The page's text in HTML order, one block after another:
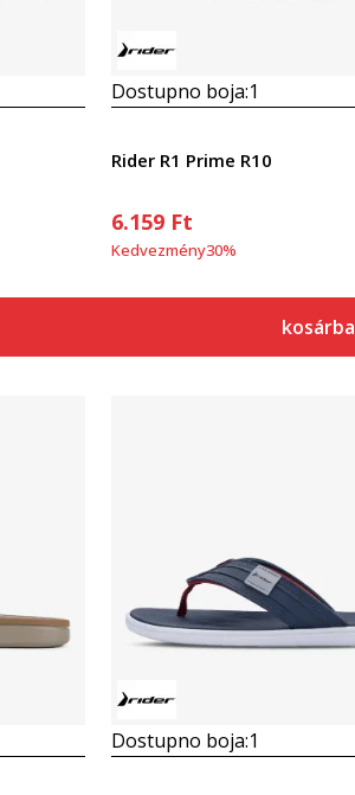
Dostupno boja:1
Rider R1 Prime R10
6.159 Ft
Kedvezmény30%
kosárba
Összehasonlítás
Dostupno boja:1